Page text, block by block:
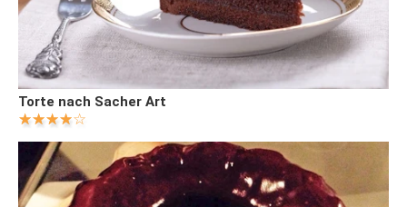
Torte nach Sacher Art